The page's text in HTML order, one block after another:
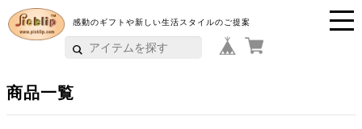
i
感動のギフトや新しい生活スタイルのご提案
商品一覧